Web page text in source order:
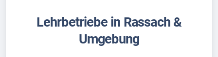
Lehrbetriebe in Rassach &
Umgebung